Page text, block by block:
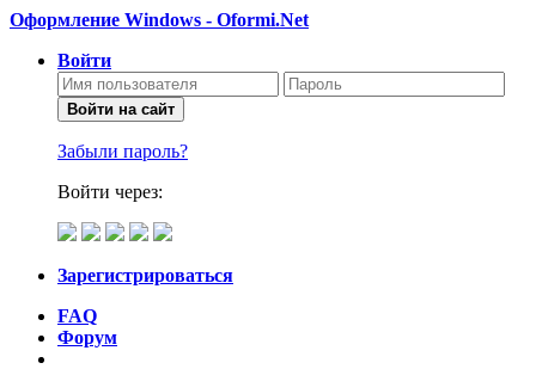
Оформление Windows - Oformi.Net
Войти
Войти на сайт
Забыли пароль?
Войти через:
Зарегистрироваться
FAQ
Форум